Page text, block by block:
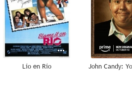
Lío en Río John Candy: